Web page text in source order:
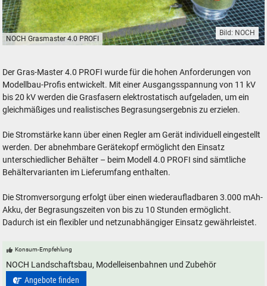
NOCH Grasmaster 4.0 PROFI
Bild: NOCH
Der Gras-Master 4.0 PROFI wurde für die hohen Anforderungen von
Modellbau-Profis entwickelt. Mit einer Ausgangsspannung von 11 kV
bis 20 kV werden die Grasfasern elektrostatisch aufgeladen, um ein
gleichmäßiges und realistisches Begrasungsergebnis zu erzielen.
Die Stromstärke kann über einen Regler am Gerät individuell eingestellt
werden. Der abnehmbare Gerätekopf ermöglicht den Einsatz
unterschiedlicher Behälter – beim Modell 4.0 PROFI sind sämtliche
Behältervarianten im Lieferumfang enthalten.
Die Stromversorgung erfolgt über einen wiederaufladbaren 3.000 mAh-
Akku, der Begrasungszeiten von bis zu 10 Stunden ermöglicht.
Dadurch ist ein flexibler und netzunabhängiger Einsatz gewährleistet.
Konsum-Empfehlung
NOCH Landschaftsbau, Modelleisenbahnen und Zubehör
Angebote finden